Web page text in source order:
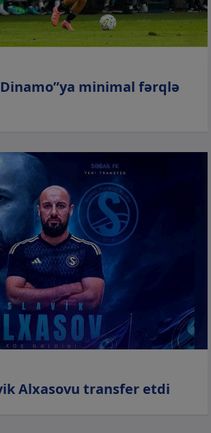
minimal fərqlə
Alxasovu transfer etdi